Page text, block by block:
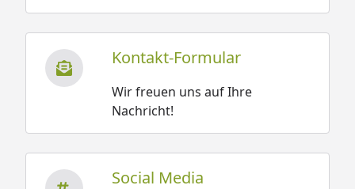
Kontakt-Formular
Wir freuen uns auf Ihre
Nachricht!
Social Media